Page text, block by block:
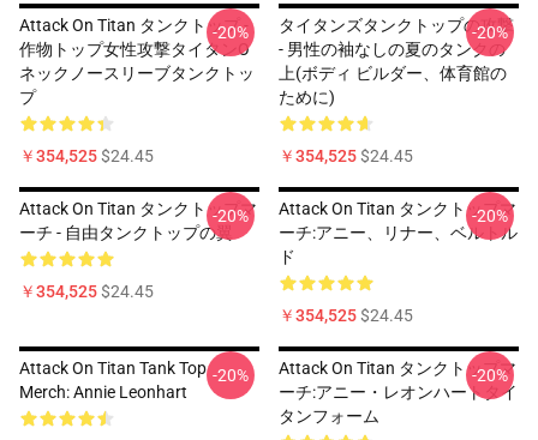
Attack On Titan タンクトップ -
作物トップ女性攻撃タイタンO
ネックノースリーブタンクトッ
プ
￥354,525$24.45
-20%
タイタンズタンクトップの攻撃
- 男性の袖なしの夏のタンクの
上(ボディ ビルダー、体育館の
ために)
￥354,525$24.45
-20%
Attack On Titan タンクトップマ
ーチ - 自由タンクトップの翼
￥354,525$24.45
-20%
Attack On Titan タンクトップマ
ーチ:アニー、リナー、ベルトル
ド
￥354,525$24.45
-20%
Attack On Titan Tank Top
Merch: Annie Leonhart
-20%
Attack On Titan タンクトップマ
ーチ:アニー・レオンハートタイ
タンフォーム
-20%